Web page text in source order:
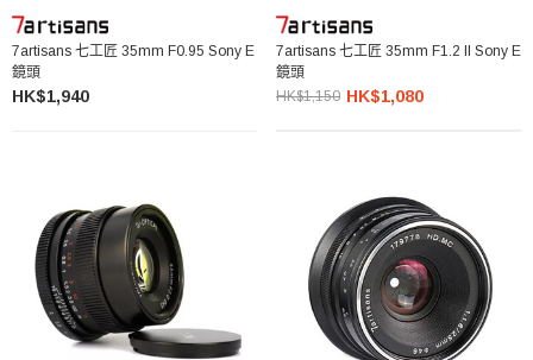
7artisans 七工匠 35mm F0.95 Sony E
鏡頭
HK$1,940
7artisans 七工匠 35mm F1.2 II Sony E
鏡頭
HK$1,150 HK$1,080